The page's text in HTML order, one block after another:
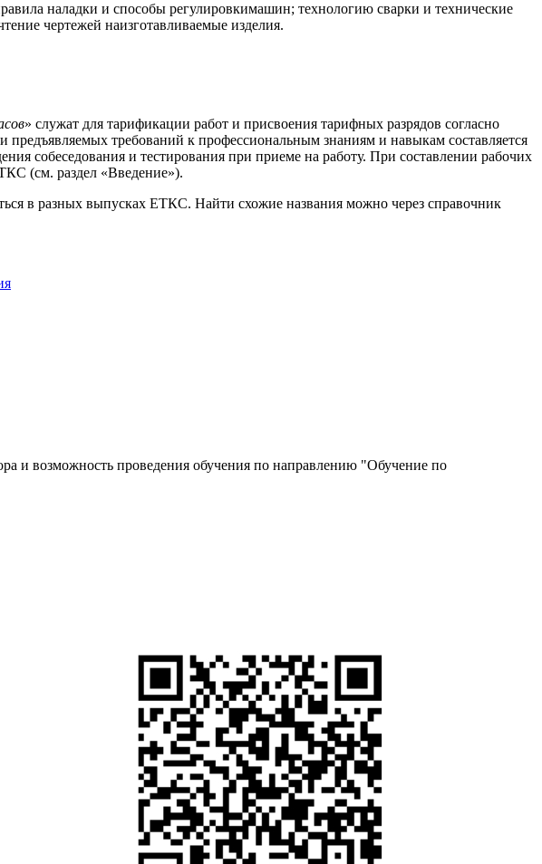
наладки и способы регулировкимашин; технологию сварки и технические
чертежей наизготавливаемые изделия.
» служат для тарификации работ и присвоения тарифных разрядов согласно
требований к профессиональным знаниям и навыкам составляется
собеседования и тестирования при приеме на работу. При составлении рабочих
(см. раздел «Введение»).
в разных выпусках ЕТКС. Найти схожие названия можно через справочник
и возможность проведения обучения по направлению "Обучение по